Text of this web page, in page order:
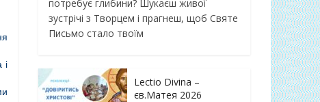
і
потребує глибини? Шукаєш живої
зустрічі з Творцем і прагнеш, щоб Святе
Письмо стало твоїм
Lectio Divina –
єв.Матея 2026